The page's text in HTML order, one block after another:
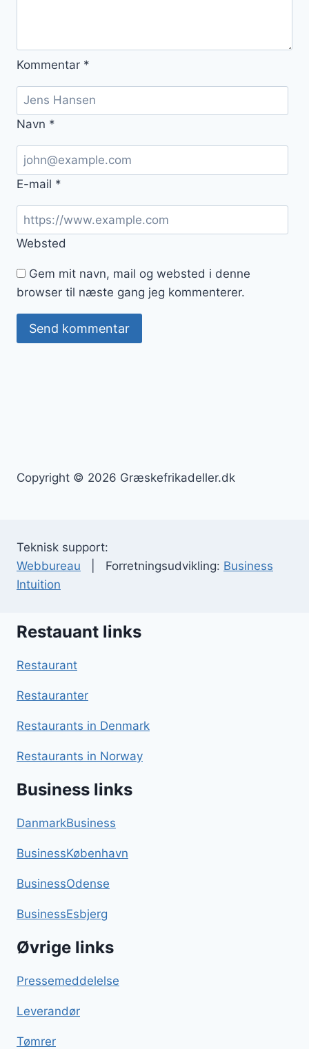
Kommentar *
Navn *
E-mail *
Websted
Gem mit navn, mail og websted i denne
browser til næste gang jeg kommenterer.
Copyright © 2026 Græskefrikadeller.dk
Teknisk support:
Webbureau | Forretningsudvikling: Business
Intuition
Restauant links
Restaurant
Restauranter
Restaurants in Denmark
Restaurants in Norway
Business links
DanmarkBusiness
BusinessKøbenhavn
BusinessOdense
BusinessEsbjerg
Øvrige links
Pressemeddelelse
Leverandør
Tømrer